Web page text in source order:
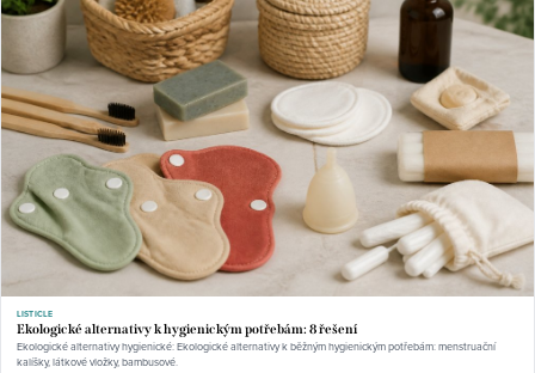
LISTICLE
Ekologické alternativy k hygienickým potřebám: 8 řešení
Ekologické alternativy hygienické: Ekologické alternativy k běžným hygienickým potřebám: menstruační
kalíšky, látkové vložky, bambusové.